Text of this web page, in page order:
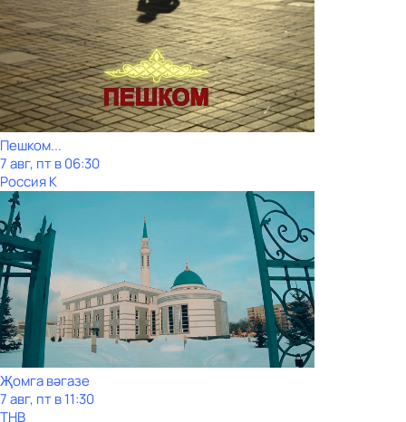
Пешком...
7 авг, пт в 06:30
Россия К
Җомга вәгазе
7 авг, пт в 11:30
ТНВ